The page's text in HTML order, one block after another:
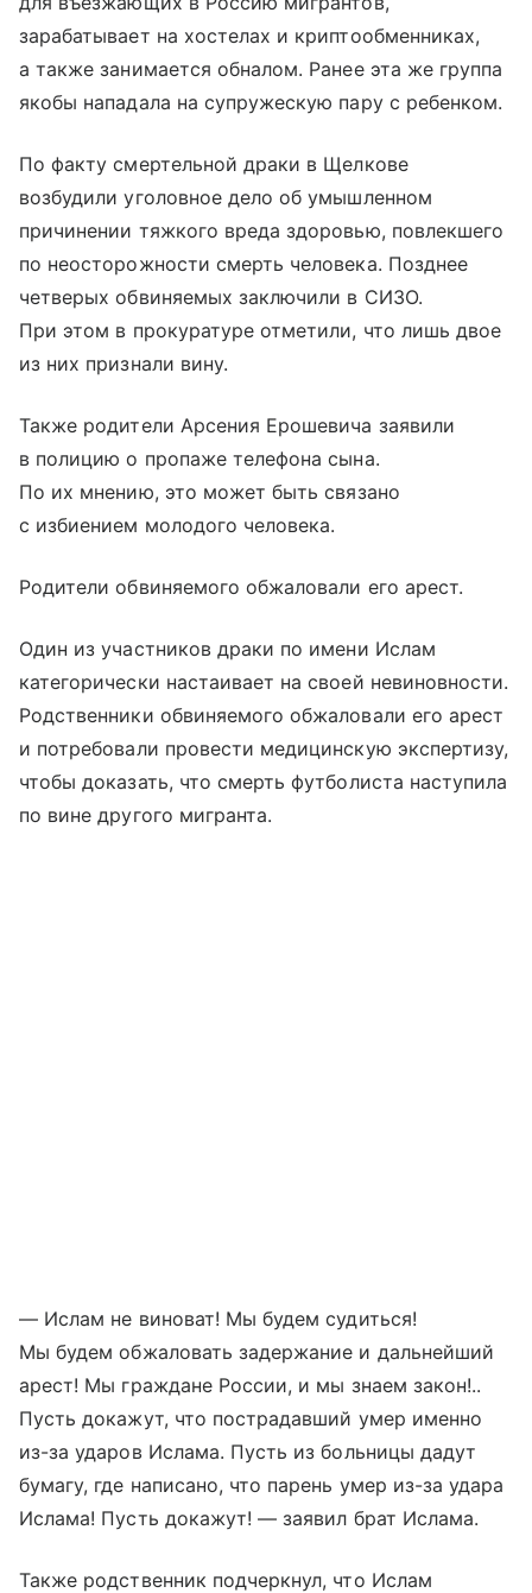
зарабатывает на хостелах и криптообменниках,
а также занимается обналом. Ранее эта же группа
якобы нападала на супружескую пару с ребенком.
По факту смертельной драки в Щелкове
возбудили уголовное дело об умышленном
причинении тяжкого вреда здоровью, повлекшего
по неосторожности смерть человека. Позднее
четверых обвиняемых заключили в СИЗО.
При этом в прокуратуре отметили, что лишь двое
из них признали вину.
Также родители Арсения Ерошевича заявили
в полицию о пропаже телефона сына.
По их мнению, это может быть связано
с избиением молодого человека.
Родители обвиняемого обжаловали его арест.
Один из участников драки по имени Ислам
категорически настаивает на своей невиновности.
Родственники обвиняемого обжаловали его арест
и потребовали провести медицинскую экспертизу,
чтобы доказать, что смерть футболиста наступила
по вине другого мигранта.
— Ислам не виноват! Мы будем судиться!
Мы будем обжаловать задержание и дальнейший
арест! Мы граждане России, и мы знаем закон!..
Пусть докажут, что пострадавший умер именно
из-за ударов Ислама. Пусть из больницы дадут
бумагу, где написано, что парень умер из-за удара
Ислама! Пусть докажут! — заявил брат Ислама.
Также родственник подчеркнул, что Ислам